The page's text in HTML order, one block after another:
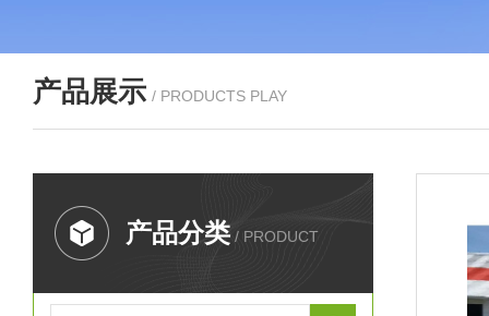
产品展示 / PRODUCTS PLAY
产品分类 / PRODUCT